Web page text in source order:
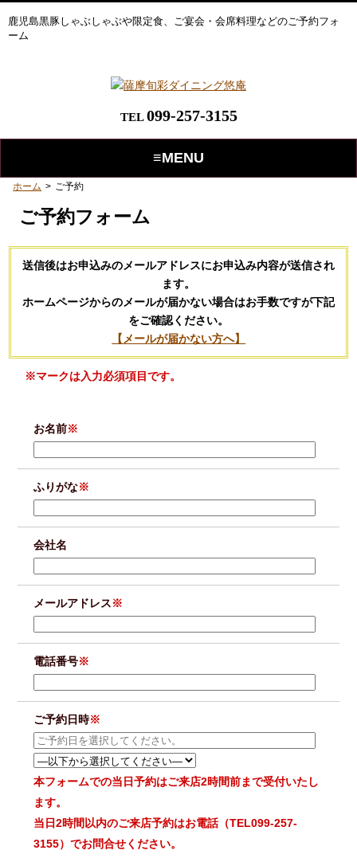
鹿児島黒豚しゃぶしゃぶや限定食、ご宴会・会席料理などのご予約フォ
ーム
TEL099-257-3155
≡MENU
ホーム > ご予約
ご予約フォーム
送信後はお申込みのメールアドレスにお申込み内容が送信され
ます。
ホームページからのメールが届かない場合はお手数ですが下記
をご確認ください。
【メールが届かない方へ】
※マークは入力必須項目です。
お名前※
ふりがな※
会社名
メールアドレス ※
電話番号※
ご予約日時※
本フォームでの当日予約はご来店2時間前まで受付いたし
ます。
当日2時間以内のご来店予約はお電話（TEL099-257-
3155）でお問合せください。